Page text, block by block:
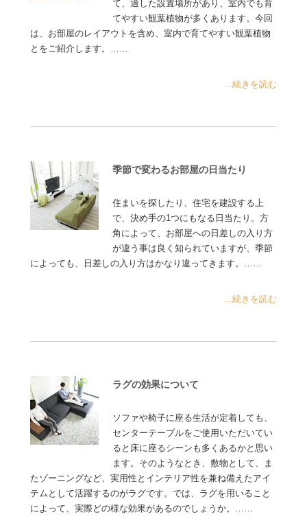
て、適した設置場所があり、室内でも育
てやすい観葉植物が多くあります。今回
は、お部屋のレイアウトを含め、室内で育てやすい観葉植物
とをご紹介します。……
...続きを読む
季節で変わるお部屋の日当たり
住まいを探したり、住宅を建設する上
で、決め手の1つにもなる日当たり。方
角によって、お部屋への日差しの入り方
が違う事は良く知られていますが、季節
によっても、日差しの入り方はかなり違ってきます。……
...続きを読む
ラグの効果について
ソファや椅子に座る生活が定着しても、
センターテーブルをご使用いただいてい
ると床に座るシーンも多くあるかと思い
ます。そのようなとき、敷物として、ま
たゾーニングなど、実用性とインテリア性を兼ね備えたアイ
テムとして活躍するのがラグです。では、ラグを用いること
によって、実際どの様な効果があるのでしょうか。……